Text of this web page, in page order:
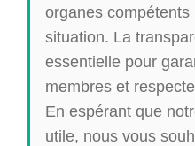
organes
situation. La
essentielle pour
membres et
En espérant que
utile, nous vous